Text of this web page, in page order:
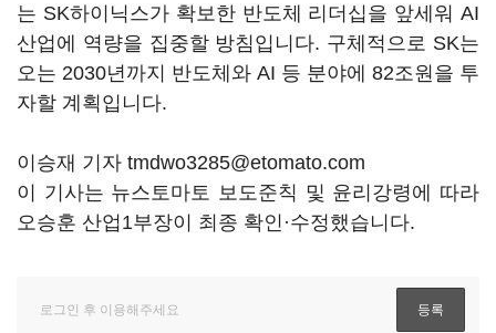
는 SK하이닉스가 확보한 반도체 리더십을 앞세워 AI
산업에 역량을 집중할 방침입니다. 구체적으로 SK는
오는 2030년까지 반도체와 AI 등 분야에 82조원을 투
자할 계획입니다.
이승재 기자 tmdwo3285@etomato.com
이 기사는 뉴스토마토 보도준칙 및 윤리강령에 따라
오승훈 산업1부장이 최종 확인·수정했습니다.